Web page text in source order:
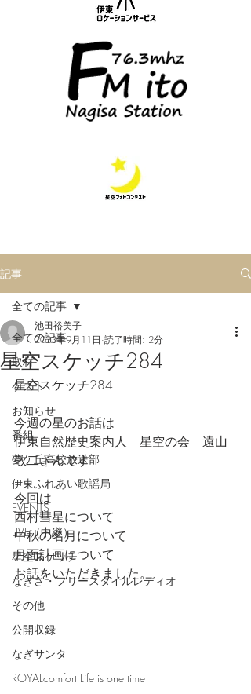
記事
全ての記事
取材
ゲスト
お知らせ
番組
夢ケ丘高校放送部
伊東ふれあい歌謡局
EVENTS
LIVE（中継）
星空スケッチ
なぎさ・フリースタイルレディオ
その他
公開収録
なぎサンタ
ROYALcomfort Life is one time
全ての記事
星空スケッチ284
池田裕美子
2023年9月11日 読了時間: 2分
星空スケッチ284
今週の星のお話は
伊東自然歴史案内人　星空の会　遠山
敬二さんです
今回は
西村彗星について
中秋の名月について
月面計画について
お話をいただきました。